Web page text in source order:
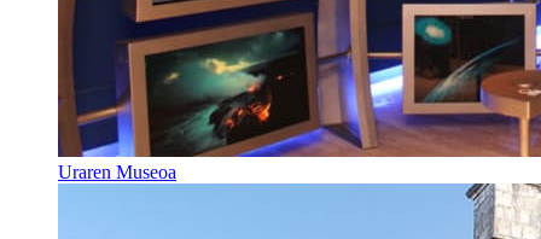
Uraren Museoa